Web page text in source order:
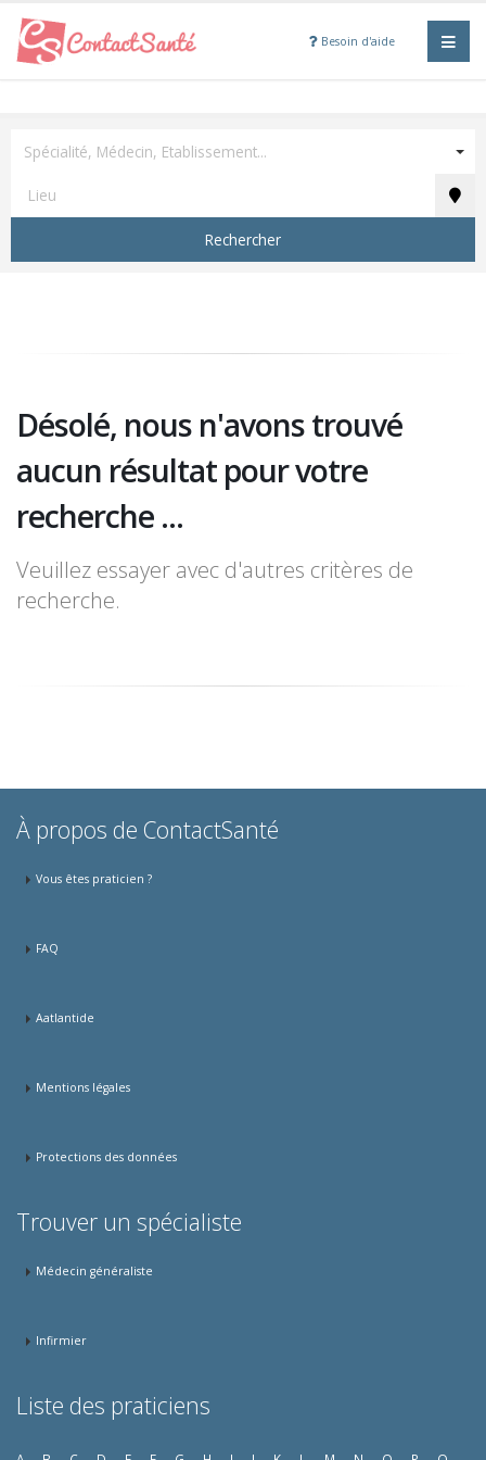
Besoin d'aide
Spécialité, Médecin, Etablissement...
Rechercher
Désolé, nous n'avons trouvé
aucun résultat pour votre
recherche ...
Veuillez essayer avec d'autres critères de
recherche.
À propos de ContactSanté
Vous êtes praticien ?
FAQ
Aatlantide
Mentions légales
Protections des données
Trouver un spécialiste
Médecin généraliste
Infirmier
Liste des praticiens